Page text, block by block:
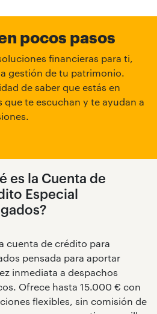
un aviso para realizar
notario.
del importe solicitado en tu
pocos pasos
financieras para ti,
gestión de tu patrimonio.
de saber que estás en
que te escuchan y te ayudan a
es la Cuenta de
Especial
cuenta de crédito para
pensada para aportar
inmediata a despachos
Ofrece hasta 15.000 € con
flexibles, sin comisión de